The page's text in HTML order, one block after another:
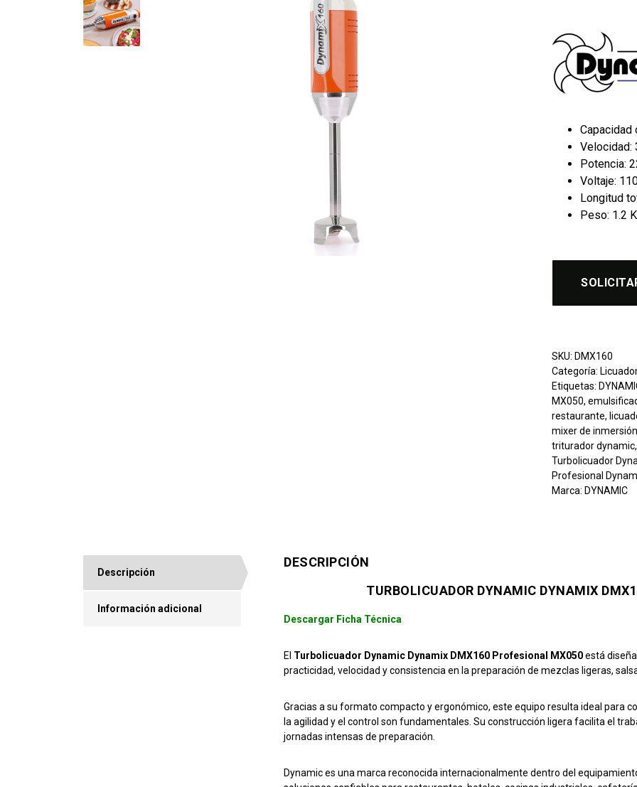
Capacidad
Velocidad:
Potencia:
Voltaje:
Longitud
Peso: 1.2
SKU: DMX160
Categoría:
Etiquetas:
MX050,
restaurante,
mixer de
triturador dynamic
Turbolicuador
Profesional
Marca: DYNAMIC
Descripción
Información adicional
DESCRIPCIÓN
TURBOLICUADOR DYNAMIC DYNAMIX
Descargar Ficha Técnica
El Turbolicuador Dynamic Dynamix DMX160 Profesional MX050está
practicidad, velocidad y consistencia en la preparación de mezclas ligeras,
Gracias a su formato compacto y ergonómico, este equipo resulta ideal para
la agilidad y el control son fundamentales. Su construcción ligera facilita el
jornadas intensas de preparación.
Dynamic es una marca reconocida internacionalmente dentro del